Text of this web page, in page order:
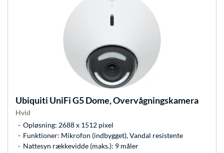
Ubiquiti UniFi G5 Dome, Overvågningskamera
Hvid
Opløsning: 2688 x 1512 pixel
Funktioner: Mikrofon (indbygget), Vandal resistente
Nattesyn rækkevidde (maks.): 9 måler